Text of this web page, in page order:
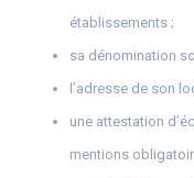
établissements ;
sa dénomination
l’adresse de son
une attestation
mentions